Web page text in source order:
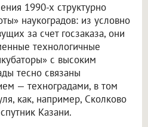
1990-х структурно
наукоградов: из условно
за счет госзаказа, они
технологичные
с высоким
тесно связаны
— техноградами, в том
как, например, Сколково
Казани.